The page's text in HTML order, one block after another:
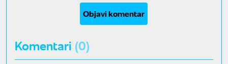
Objavi komentar
Komentari (0)